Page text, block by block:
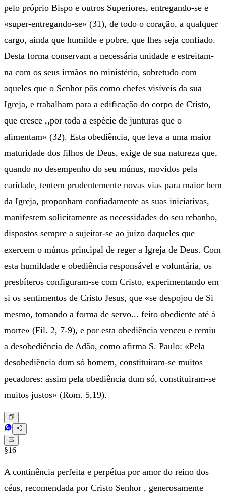
pelo próprio Bispo e outros Superiores, entregando-se e
«super-entregando-se» (31), de todo o coração, a qualquer
cargo, ainda que humilde e pobre, que lhes seja confiado.
Desta forma conservam a necessária unidade e estreitam-
na com os seus irmãos no ministério, sobretudo com
aqueles que o Senhor pôs como chefes visíveis da sua
Igreja, e trabalham para a edificação do corpo de Cristo,
que cresce ,,por toda a espécie de junturas que o
alimentam» (32). Esta obediência, que leva a uma maior
maturidade dos filhos de Deus, exige de sua natureza que,
quando no desempenho do seu múnus, movidos pela
caridade, tentem prudentemente novas vias para maior bem
da Igreja, proponham confiadamente as suas iniciativas,
manifestem solìcitamente as necessidades do seu rebanho,
dispostos sempre a sujeitar-se ao juízo daqueles que
exercem o múnus principal de reger a Igreja de Deus. Com
esta humildade e obediência responsável e voluntária, os
presbíteros configuram-se com Cristo, experimentando em
si os sentimentos de Cristo Jesus, que «se despojou de Si
mesmo, tomando a forma de servo... feito obediente até à
morte» (Fil. 2, 7-9), e por esta obediência venceu e remiu
a desobediência de Adão, como afirma S. Paulo: «Pela
desobediência dum só homem, constituiram-se muitos
pecadores: assim pela obediência dum só, constituiram-se
muitos justos» (Rom. 5,19).
§16
A continência perfeita e perpétua por amor do reino dos
céus, recomendada por Cristo Senhor , generosamente